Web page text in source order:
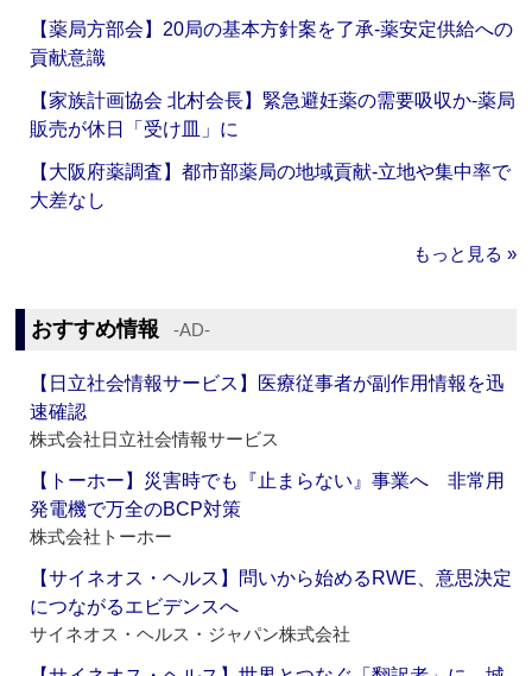
【薬局方部会】20局の基本方針案を了承‐薬安定供給への
貢献意識
【家族計画協会 北村会長】緊急避妊薬の需要吸収か‐薬局
販売が休日「受け皿」に
【大阪府薬調査】都市部薬局の地域貢献‐立地や集中率で
大差なし
もっと見る »
おすすめ情報 ‐AD‐
【日立社会情報サービス】医療従事者が副作用情報を迅
速確認
株式会社日立社会情報サービス
【トーホー】災害時でも『止まらない』事業へ 非常用
発電機で万全のBCP対策
株式会社トーホー
【サイネオス・ヘルス】問いから始めるRWE、意思決定
につながるエビデンスへ
サイネオス・ヘルス・ジャパン株式会社